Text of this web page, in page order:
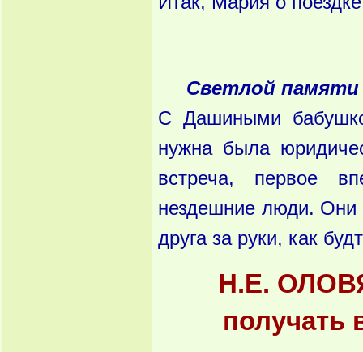
Светлой
С Дашиными
нужна была
встреча, первое
нездешние люди. Они
друга за руки, как
Н.Е.
получать